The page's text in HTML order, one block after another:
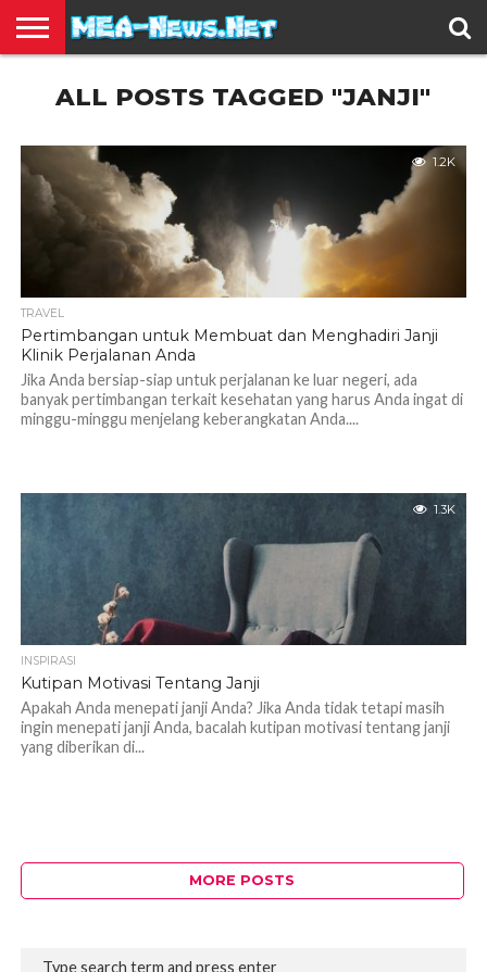
TERBARU
EDUKASI
HIBURAN
INSPIRASI
KESEHATAN
KULINER
OLAH
RAGA
OTOMOTIF
TRAVEL
JUAL
BELI
ALL POSTS TAGGED "JANJI"
1.2K
TRAVEL
Pertimbangan untuk Membuat dan Menghadiri Janji
Klinik Perjalanan Anda
Jika Anda bersiap-siap untuk perjalanan ke luar negeri, ada
banyak pertimbangan terkait kesehatan yang harus Anda ingat di
minggu-minggu menjelang keberangkatan Anda....
1.3K
INSPIRASI
Kutipan Motivasi Tentang Janji
Apakah Anda menepati janji Anda? Jika Anda tidak tetapi masih
ingin menepati janji Anda, bacalah kutipan motivasi tentang janji
yang diberikan di...
MORE POSTS